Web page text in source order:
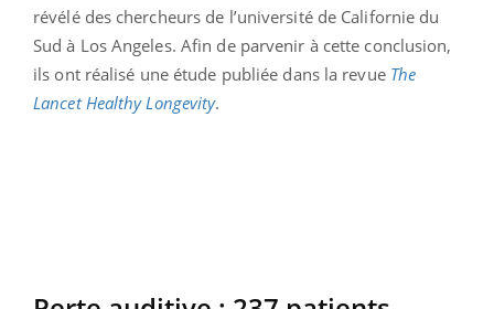
révélé des chercheurs de l’université de Californie du
Sud à Los Angeles. Afin de parvenir à cette conclusion,
ils ont réalisé une étude publiée dans la revue The
Lancet Healthy Longevity.